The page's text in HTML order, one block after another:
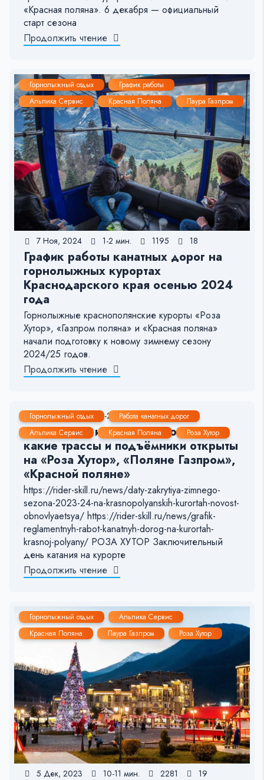
«Красная поляна». 6 декабря — официальный
старт сезона
Продолжить чтение
Горнолыжный отдых
График работы
Альпика Сервис
Красная Поляна Лаура Газпром
7 Ноя, 2024 1-2 мин. 1195 18
График работы канатных дорог на
горнолыжных курортах
Краснодарского края осенью 2024
года
Горнолыжные краснополянские курорты «Роза
Хутор», «Газпром поляна» и «Красная поляна»
начали подготовку к новому зимнему сезону
2024/25 годов.
Продолжить чтение
Горнолыжный отдых
Работа канатных дорог
Альпика Сервис
Красная Поляна Роза Хутор
1 Апр, 2024 1-2 мин. 8695 17
Актуальная информация о том,
какие трассы и подъёмники открыты
на «Роза Хутор», «Поляне Газпром»,
«Красной поляне»
https://rider-skill.ru/news/daty-zakrytiya-zimnego-
sezona-2023-24-na-krasnopolyanskih-kurortah-novost-
obnovlyaetsya/ https://rider-skill.ru/news/grafik-
reglamentnyh-rabot-kanatnyh-dorog-na-kurortah-
krasnoj-polyany/ РОЗА ХУТОР Заключительный
день катания на курорте
Продолжить чтение
Горнолыжный отдых
Альпика Сервис
Красная Поляна
Лаура Газпром Роза Хутор
5 Дек, 2023 10-11 мин. 2281 19